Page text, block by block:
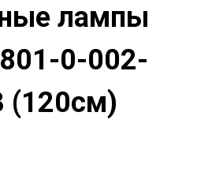
лампы
0-002-
(120см)